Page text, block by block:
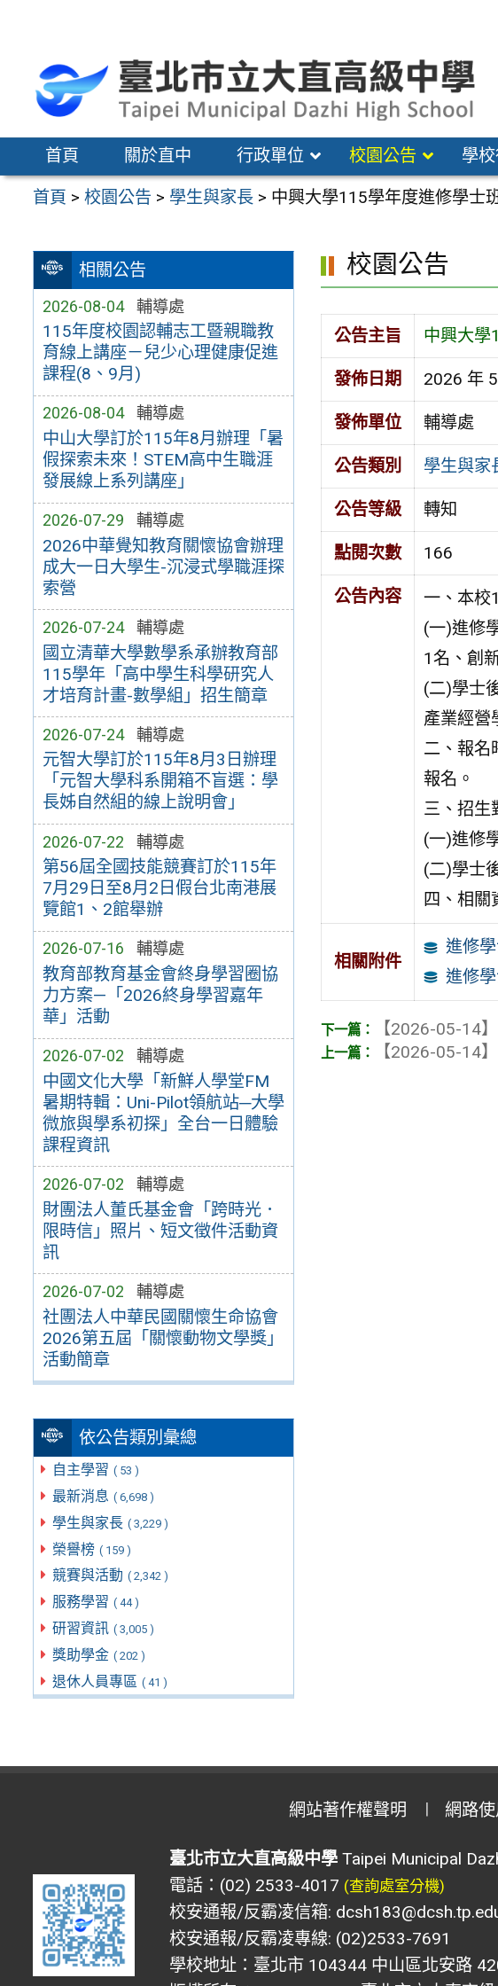
區
首頁 關於直中 行政單位 校園公告 學
首頁 >校園公告 > 學生與家長 > 中興大學115學年度進修學士
相關公告
2026-08-04 輔導處
115年度校園認輔志工暨親職教
育線上講座－兒少心理健康促進
課程(8、9月)
2026-08-04 輔導處
中山大學訂於115年8月辦理「暑
假探索未來！STEM高中生職涯
發展線上系列講座」
2026-07-29 輔導處
2026中華覺知教育關懷協會辦理
成大一日大學生-沉浸式學職涯探
索營
2026-07-24 輔導處
國立清華大學數學系承辦教育部
115學年「高中學生科學研究人
才培育計畫-數學組」招生簡章
2026-07-24 輔導處
元智大學訂於115年8月3日辦理
「元智大學科系開箱不盲選：學
長姊自然組的線上說明會」
2026-07-22 輔導處
第56屆全國技能競賽訂於115年
7月29日至8月2日假台北南港展
覽館1、2館舉辦
2026-07-16 輔導處
教育部教育基金會終身學習圈協
力方案—「2026終身學習嘉年
華」活動
2026-07-02 輔導處
中國文化大學「新鮮人學堂FM
暑期特輯：Uni-Pilot領航站─大學
微旅與學系初探」全台一日體驗
課程資訊
2026-07-02 輔導處
財團法人董氏基金會「跨時光．
限時信」照片、短文徵件活動資
訊
2026-07-02 輔導處
社團法人中華民國關懷生命協會
2026第五屆「關懷動物文學獎」
活動簡章
依公告類別彙總
自主學習 ( 53 )
最新消息 ( 6,698 )
學生與家長 ( 3,229 )
榮譽榜 ( 159 )
競賽與活動 ( 2,342 )
服務學習 ( 44 )
研習資訊 ( 3,005 )
獎助學金 ( 202 )
退休人員專區 ( 41 )
校園公告
公告主旨 中興大學
發佈日期 2026 年
發佈單位 輔導處
公告類別 學生與家
公告等級 轉知
點閱次數 166
公告內容
一、本校
(一)進修
1名、創
(二)學士
產業經營
二、報名
報名。
三、招生
(一)進修
(二)學士
四、相關
相關附件
進修
進修
【2026-05-14】
【2026-05-14】
網站著作權聲明 網路
臺北市立大直高級中學Taipei Municipal
電話：(02) 2533-4017 (查詢處室分機)
校安通報/反霸凌信箱:
校安通報/反霸凌專線: (02)2533-7691
學校地址：臺北市 104344 中山區北安路